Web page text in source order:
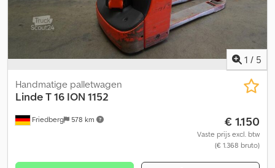
1 / 5
Friedberg 578 km
Handmatige palletwagen
LindeT 16 ION 1152
€ 1.150
Vaste prijs excl. btw
(€ 1.368 bruto)